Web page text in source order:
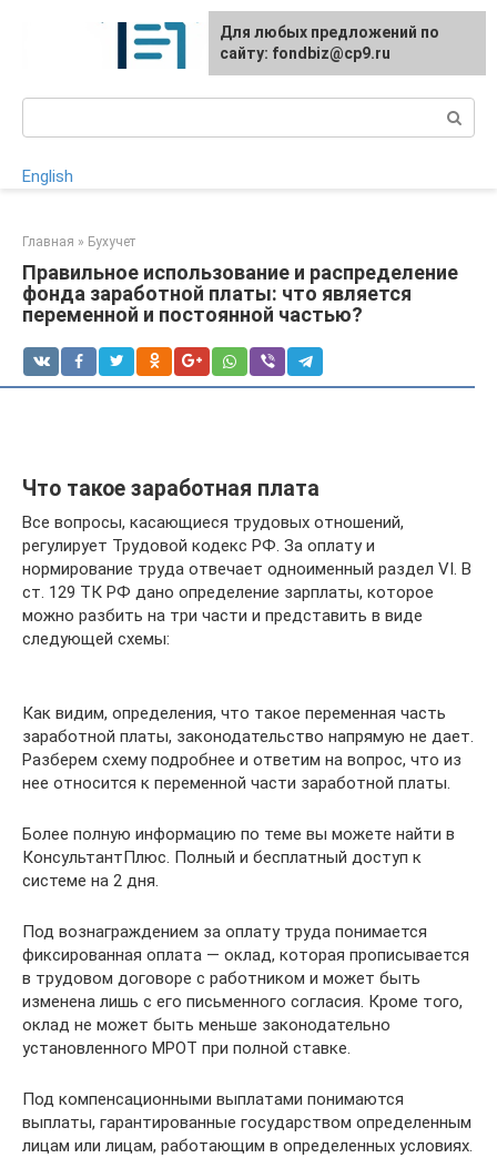
English
Главная » Бухучет
Правильное использование и распределение
фонда заработной платы: что является
переменной и постоянной частью?
Что такое заработная плата
Все вопросы, касающиеся трудовых отношений,
регулирует Трудовой кодекс РФ. За оплату и
нормирование труда отвечает одноименный раздел VI. В
ст. 129 ТК РФ дано определение зарплаты, которое
можно разбить на три части и представить в виде
следующей схемы:
Как видим, определения, что такое переменная часть
заработной платы, законодательство напрямую не дает.
Разберем схему подробнее и ответим на вопрос, что из
нее относится к переменной части заработной платы.
Более полную информацию по теме вы можете найти в
КонсультантПлюс. Полный и бесплатный доступ к
системе на 2 дня.
Под вознаграждением за оплату труда понимается
фиксированная оплата — оклад, которая прописывается
в трудовом договоре с работником и может быть
изменена лишь с его письменного согласия. Кроме того,
оклад не может быть меньше законодательно
установленного МРОТ при полной ставке.
Под компенсационными выплатами понимаются
выплаты, гарантированные государством определенным
лицам или лицам, работающим в определенных условиях.
Для любых предложений по
сайту: fondbiz@cp9.ru